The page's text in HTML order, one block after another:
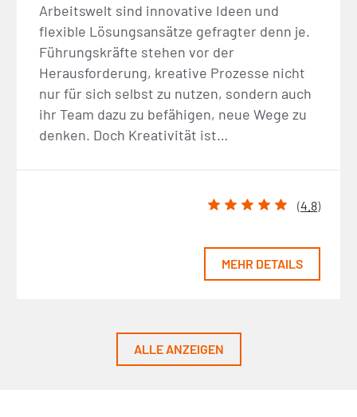
Arbeitswelt sind innovative Ideen und
flexible Lösungsansätze gefragter denn je.
Führungskräfte stehen vor der
Herausforderung, kreative Prozesse nicht
nur für sich selbst zu nutzen, sondern auch
ihr Team dazu zu befähigen, neue Wege zu
denken. Doch Kreativität ist…
(4.8)
MEHR DETAILS
ALLE ANZEIGEN